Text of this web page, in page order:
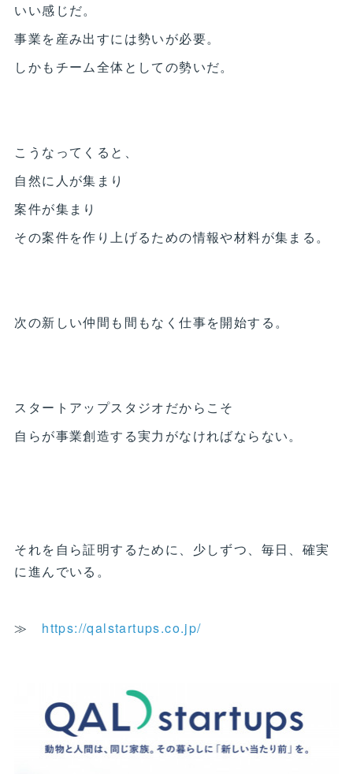
いい感じだ。
事業を産み出すには勢いが必要。
しかもチーム全体としての勢いだ。
こうなってくると、
自然に人が集まり
案件が集まり
その案件を作り上げるための情報や材料が集まる。
次の新しい仲間も間もなく仕事を開始する。
スタートアップスタジオだからこそ
自らが事業創造する実力がなければならない。
それを自ら証明するために、少しずつ、毎日、確実
に進んでいる。
≫ https://qalstartups.co.jp/